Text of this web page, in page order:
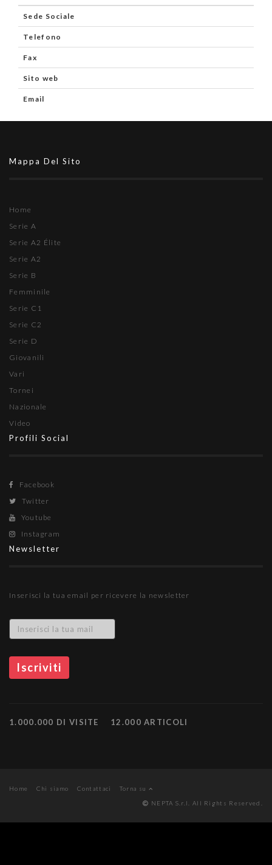
Sede Sociale
Telefono
Fax
Sito web
Email
Mappa Del Sito
Home
Serie A
Serie A2 Élite
Serie A2
Serie B
Femminile
Serie C1
Serie C2
Serie D
Giovanili
Vari
Tornei
Nazionale
Video
Profili Social
Facebook
Twitter
Youtube
Instagram
Newsletter
Inserisci la tua email per ricevere la newsletter
1.000.000 DI VISITE 12.000 ARTICOLI
Home Chi siamo Contattaci
Torna su
NEPTA S.r.l. All Rights Reserved.